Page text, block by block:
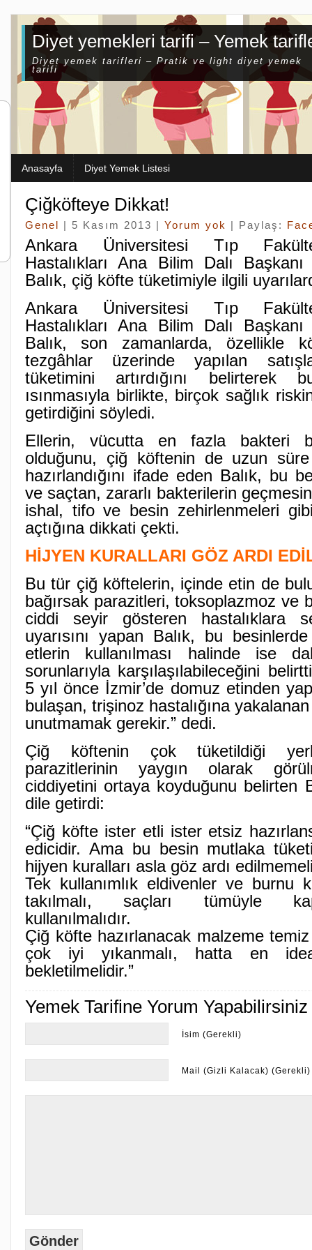
Diyet yemekleri tarifi – Yemek
Diyet yemek tarifleri – Pratik ve light diyet yemek
tarifi
Anasayfa Diyet Yemek Listesi
Çiğköfteye Dikkat!
Genel | 5 Kasım 2013 | Yorum yok | Paylaş:
Ankara Üniversitesi Tıp
Hastalıkları Ana Bilim Dalı
Balık, çiğ köfte tüketimiyle ilgili
Ankara Üniversitesi Tıp
Hastalıkları Ana Bilim Dalı
Balık, son zamanlarda, özellikle
tezgâhlar üzerinde yapılan
tüketimini artırdığını belirterek
ısınmasıyla birlikte, birçok sağlık
getirdiğini söyledi.
Ellerin, vücutta en fazla bakteri
olduğunu, çiğ köftenin de uzun
hazırlandığını ifade eden Balık, bu
ve saçtan, zararlı bakterilerin
ishal, tifo ve besin zehirlenmeleri
açtığına dikkati çekti.
HİJYEN KURALLARI GÖZ ARDI
Bu tür çiğ köftelerin, içinde etin de
bağırsak parazitleri, toksoplazmoz ve
ciddi seyir gösteren hastalıklara
uyarısını yapan Balık, bu
etlerin kullanılması halinde ise
sorunlarıyla karşılaşılabileceğini
5 yıl önce İzmir’de domuz etinden
bulaşan, trişinoz hastalığına yakalanan
unutmamak gerekir.” dedi.
Çiğ köftenin çok tüketildiği
parazitlerinin yaygın olarak
ciddiyetini ortaya koyduğunu belirten
dile getirdi:
“Çiğ köfte ister etli ister etsiz
edicidir. Ama bu besin mutlaka
hijyen kuralları asla göz ardı
Tek kullanımlık eldivenler ve burnu
takılmalı, saçları tümüyle
kullanılmalıdır.
Çiğ köfte hazırlanacak malzeme
çok iyi yıkanmalı, hatta en
bekletilmelidir.”
Yemek Tarifine Yorum Yapabilirsiniz
İsim (Gerekli)
Mail (Gizli Kalacak) (Gerekli)